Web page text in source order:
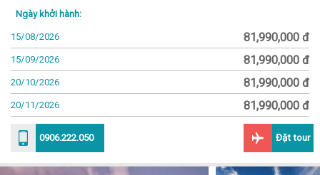
Ngày khởi hành:
15/08/2026 81,990,000
15/09/2026 81,990,000
20/10/2026 81,990,000
20/11/2026 81,990,000
Đặt tour
0906.222.050